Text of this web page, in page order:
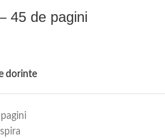
45 de pagini
dorinte